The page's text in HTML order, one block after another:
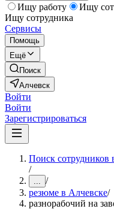
Ищу работу
Ищу
Ищу сотрудника
Сервисы
Помощь
Ещё
Поиск
Алчевск
Войти
Войти
Зарегистрироваться
Поиск сотрудников
/
... /
резюме в Алчевске/
разнорабочий на